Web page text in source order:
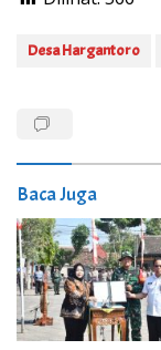
Desa Hargantoro
Baca Juga